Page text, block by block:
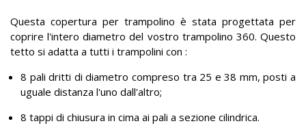
Questa copertura per trampolino è stata progettata per
coprire l'intero diametro del vostro trampolino 360. Questo
tetto si adatta a tutti i trampolini con :
8 pali dritti di diametro compreso tra 25 e 38 mm, posti a
uguale distanza l'uno dall'altro;
8 tappi di chiusura in cima ai pali a sezione cilindrica.